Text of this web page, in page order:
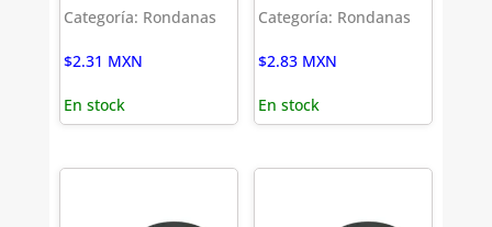
Categoría: Rondanas
$2.31 MXN
En stock
Categoría: Rondanas
$2.83 MXN
En stock